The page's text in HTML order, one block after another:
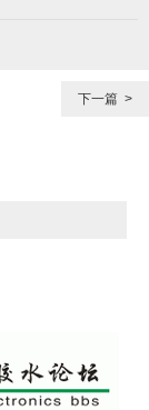
下一篇 >